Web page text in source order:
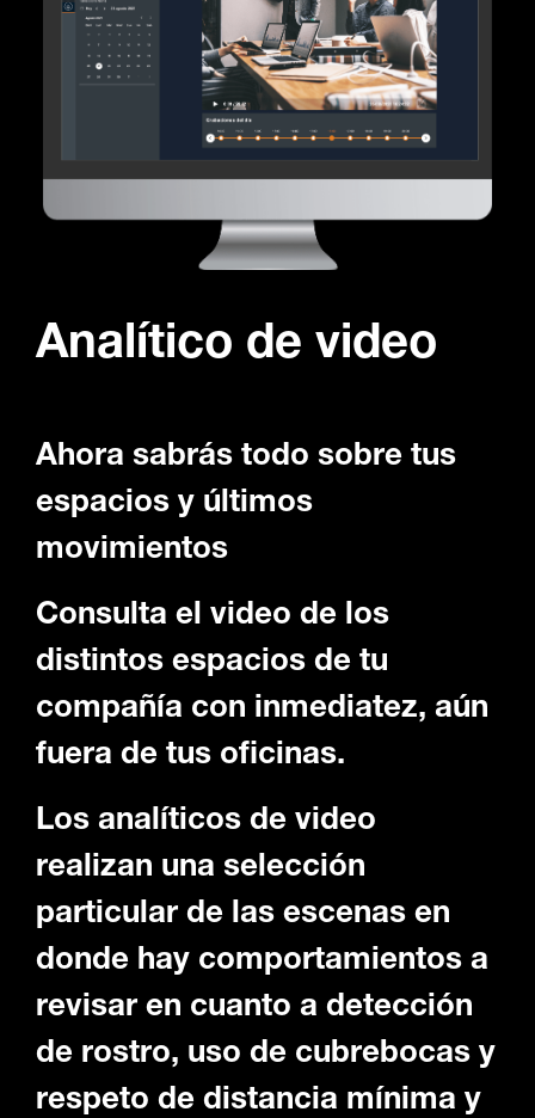
Analítico de video
Ahora sabrás todo sobre tus
espacios y últimos
movimientos
Consulta el video de los
distintos espacios de tu
compañía con inmediatez, aún
fuera de tus oficinas.
Los analíticos de video
realizan una selección
particular de las escenas en
donde hay comportamientos a
revisar en cuanto a detección
de rostro, uso de cubrebocas y
respeto de distancia mínima y